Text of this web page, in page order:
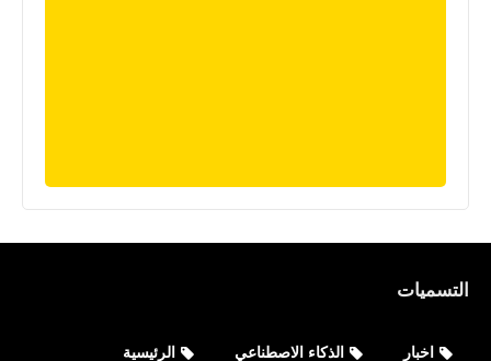
التسميات
اخبار الذكاء الاصطناعي الرئيسية